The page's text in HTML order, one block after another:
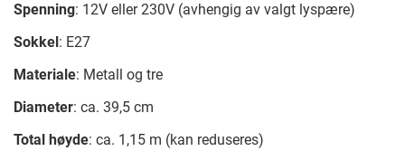
Spenning: 12V eller 230V (avhengig av valgt lyspære)
Sokkel: E27
Materiale: Metall og tre
Diameter: ca. 39,5 cm
Total høyde: ca. 1,15 m (kan reduseres)